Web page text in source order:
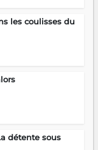
les coulisses du
détente sous